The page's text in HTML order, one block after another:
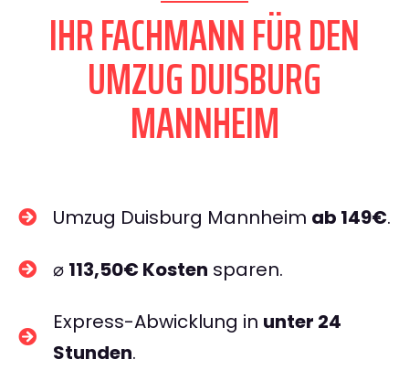
IHR FACHMANN FÜR DEN
UMZUG DUISBURG
MANNHEIM
Umzug Duisburg Mannheim ab 149€.
⌀ 113,50€ Kosten sparen.
Express-Abwicklung in unter 24
Stunden.